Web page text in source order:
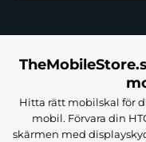
Hitta rätt mobilskal för
mobil. Förvara din
skärmen med